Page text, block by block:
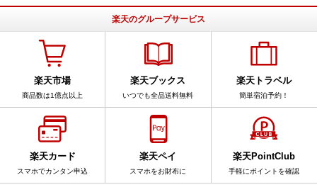
楽天のグループサービス
楽天市場
商品数は1億点以上
楽天ブックス
いつでも全品送料無料
楽天トラベル
簡単宿泊予約！
楽天カード
スマホでカンタン申込
楽天ペイ
スマホをお財布に
楽天PointClub
手軽にポイントを確認